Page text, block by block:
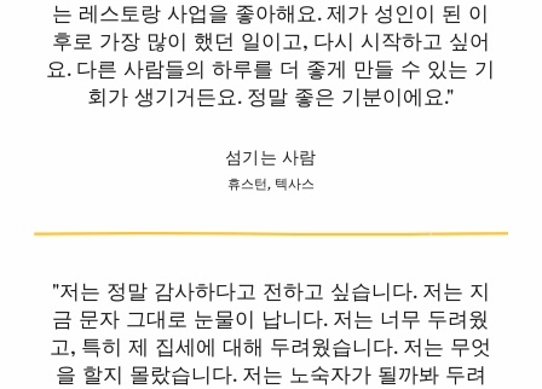
는 레스토랑 사업을 좋아해요. 제가 성인이 된 이
후로 가장 많이 했던 일이고, 다시 시작하고 싶어
요. 다른 사람들의 하루를 더 좋게 만들 수 있는 기
회가 생기거든요. 정말 좋은 기분이에요."
섬기는 사람
휴스턴, 텍사스
"저는 정말 감사하다고 전하고 싶습니다. 저는 지
금 문자 그대로 눈물이 납니다. 저는 너무 두려웠
고, 특히 제 집세에 대해 두려웠습니다. 저는 무엇
을 할지 몰랐습니다. 저는 노숙자가 될까봐 두려